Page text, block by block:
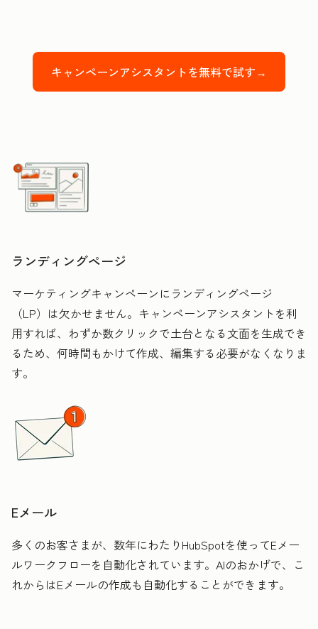
キャンペーンアシスタントを無料で試す→
ランディングページ
マーケティングキャンペーンにランディングページ
（LP）は欠かせません。キャンペーンアシスタントを利
用すれば、わずか数クリックで土台となる文面を生成でき
るため、何時間もかけて作成、編集する必要がなくなりま
す。
Eメール
多くのお客さまが、数年にわたりHubSpotを使ってEメー
ルワークフローを自動化されています。AIのおかげで、こ
れからはEメールの作成も自動化することができます。